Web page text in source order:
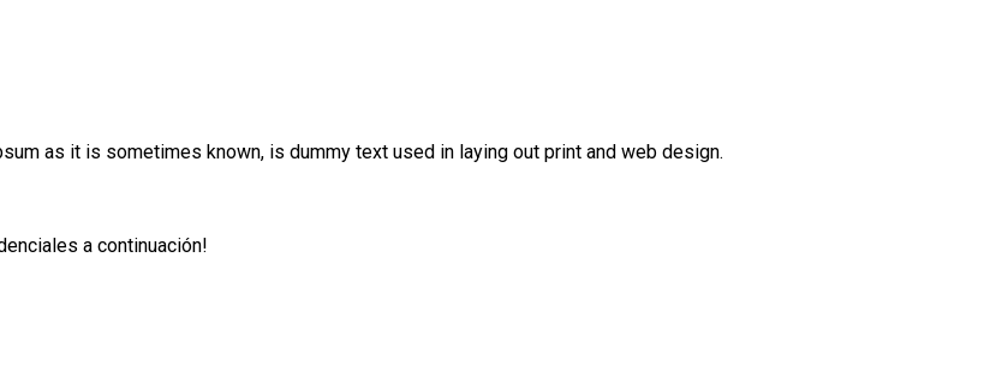
as it is sometimes known, is dummy text used in laying out print and web design.
a continuación!